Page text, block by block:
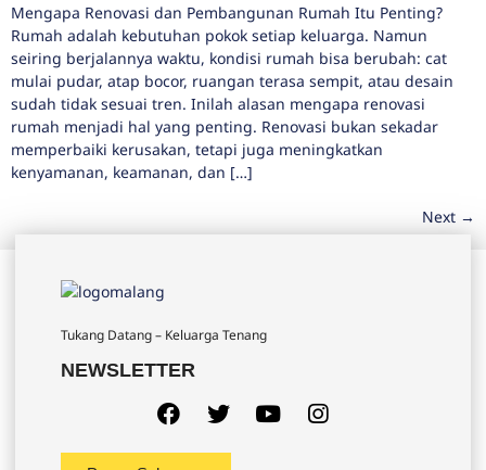
Mengapa Renovasi dan Pembangunan Rumah Itu Penting?
Rumah adalah kebutuhan pokok setiap keluarga. Namun
seiring berjalannya waktu, kondisi rumah bisa berubah: cat
mulai pudar, atap bocor, ruangan terasa sempit, atau desain
sudah tidak sesuai tren. Inilah alasan mengapa renovasi
rumah menjadi hal yang penting. Renovasi bukan sekadar
memperbaiki kerusakan, tetapi juga meningkatkan
kenyamanan, keamanan, dan […]
Next →
Tukang Datang – Keluarga Tenang
NEWSLETTER